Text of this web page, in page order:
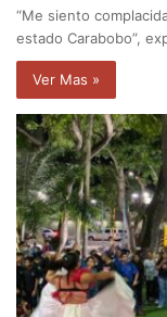
“Me siento
estado Carabobo”,
Ver Mas »